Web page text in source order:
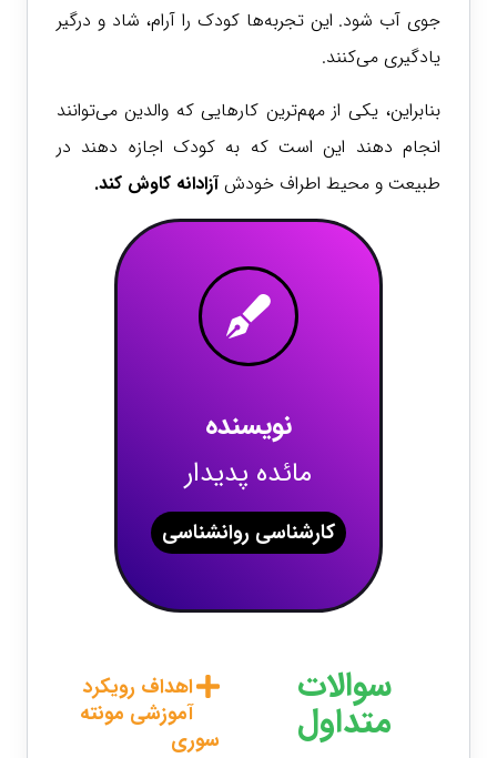
جوی آب شود. این تجربه‌ها کودک را آرام، شاد و درگیر
یادگیری می‌کنند.
بنابراین، یکی از مهم‌ترین کارهایی که والدین می‌توانند
انجام دهند این است که به کودک اجازه دهند در
طبیعت و محیط اطراف خودشآزادانه کاوش کند.
نویسنده
مائده پدیدار
کارشناسی روانشناسی
سوالات
متداول
اهداف رویکرد
آموزشی مونته
سوری